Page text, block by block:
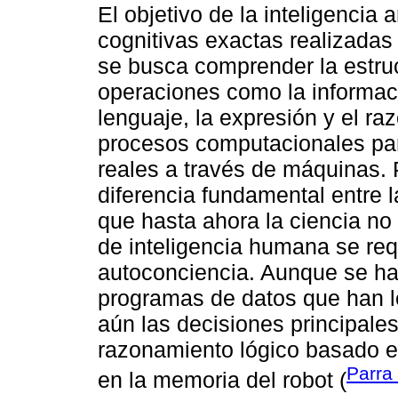
El objetivo de la inteligencia
cognitivas exactas
se busca comprender la
operaciones como la
lenguaje, la expresión y el
procesos computacionales
reales a través de máquinas.
diferencia fundamental entre
que hasta ahora la ciencia
de inteligencia humana se
autoconciencia. Aunque se
programas de datos que han
aún las decisiones
razonamiento lógico basado
en la memoria del robot (